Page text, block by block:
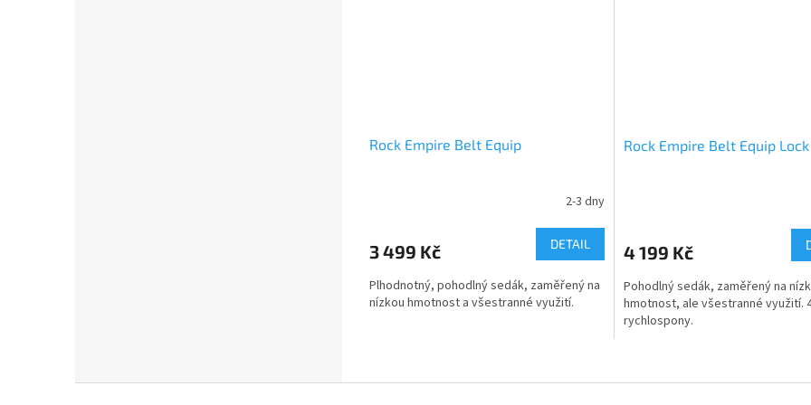
Rock Empire Belt Equip
2-3 dny
3 499 Kč DETAIL
Plhodnotný, pohodlný sedák, zaměřený na
nízkou hmotnost a všestranné využití.
Rock Empire Belt Equip Lock
4 199 Kč
Pohodlný sedák, zaměřený na
hmotnost, ale všestranné využití.
rychlospony.
v